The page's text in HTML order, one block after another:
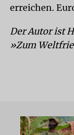
erreichen.
Der Autor ist
»Zum